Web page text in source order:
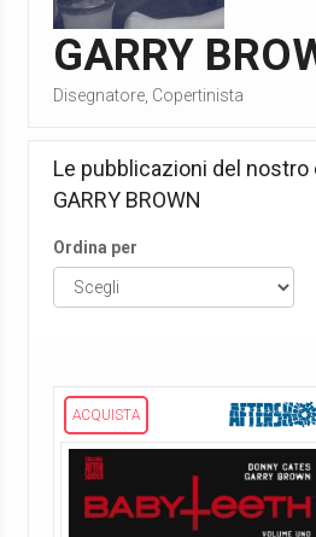
GARRY
Disegnatore, Copertinista
Le pubblicazioni del
GARRY BROWN
Ordina per
ACQUISTA